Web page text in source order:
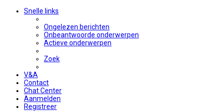
Snelle links
Ongelezen berichten
Onbeantwoorde onderwerpen
Actieve onderwerpen
Zoek
V&A
Contact
Chat Center
Aanmelden
Registreer